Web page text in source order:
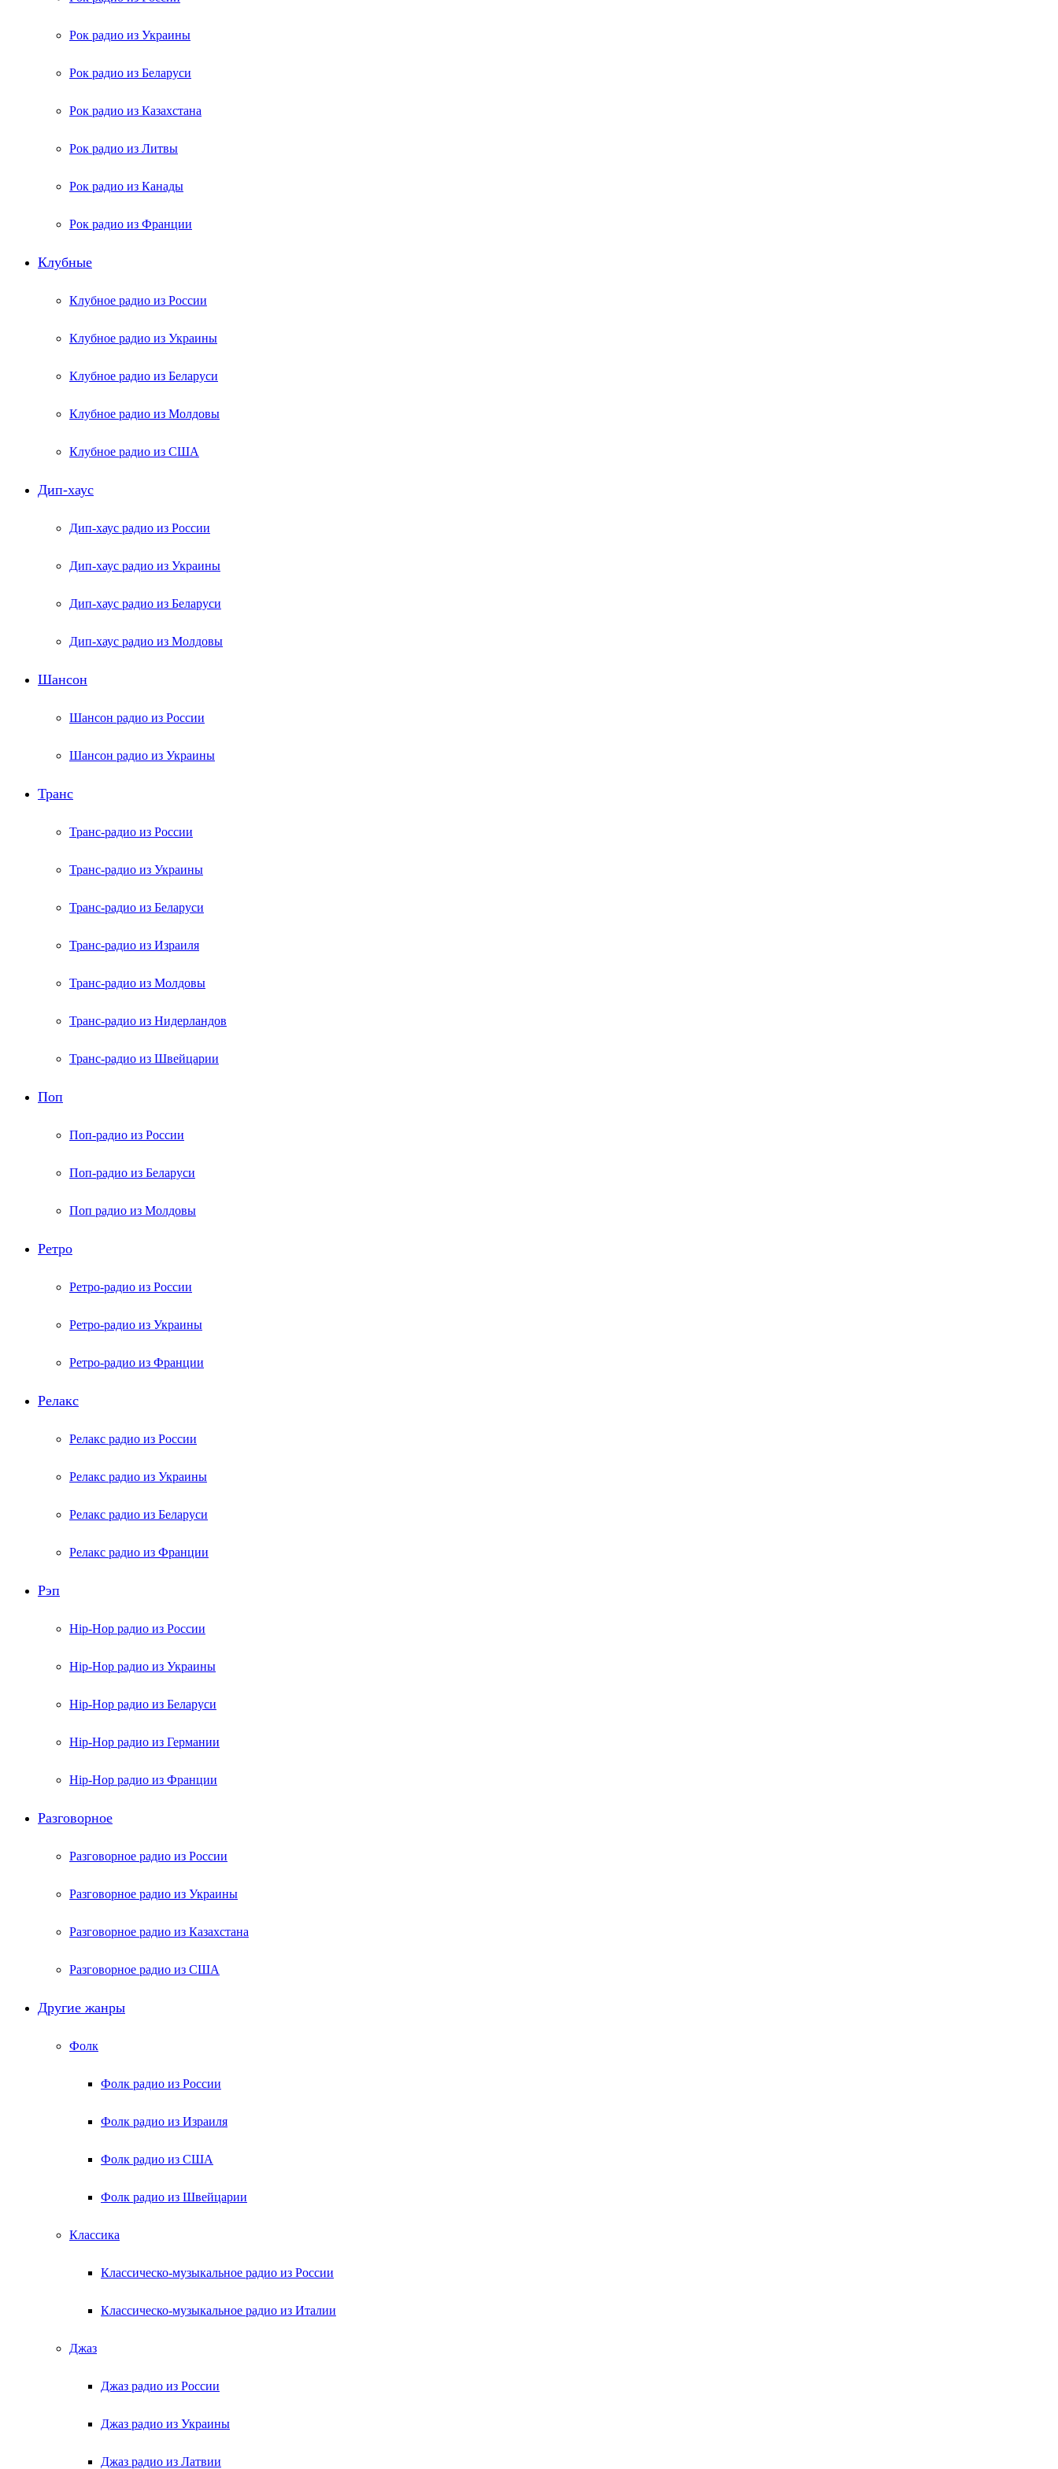
Рок радио из Украины
Рок радио из Беларуси
Рок радио из Казахстана
Рок радио из Литвы
Рок радио из Канады
Рок радио из Франции
Клубные
Клубное радио из России
Клубное радио из Украины
Клубное радио из Беларуси
Клубное радио из Молдовы
Клубное радио из США
Дип-хаус
Дип-хаус радио из России
Дип-хаус радио из Украины
Дип-хаус радио из Беларуси
Дип-хаус радио из Молдовы
Шансон
Шансон радио из России
Шансон радио из Украины
Транс
Транс-радио из России
Транс-радио из Украины
Транс-радио из Беларуси
Транс-радио из Израиля
Транс-радио из Молдовы
Транс-радио из Нидерландов
Транс-радио из Швейцарии
Поп
Поп-радио из России
Поп-радио из Беларуси
Поп радио из Молдовы
Ретро
Ретро-радио из России
Ретро-радио из Украины
Ретро-радио из Франции
Релакс
Релакс радио из России
Релакс радио из Украины
Релакс радио из Беларуси
Релакс радио из Франции
Рэп
Hip-Hop радио из России
Hip-Hop радио из Украины
Hip-Hop радио из Беларуси
Hip-Hop радио из Германии
Hip-Hop радио из Франции
Разговорное
Разговорное радио из России
Разговорное радио из Украины
Разговорное радио из Казахстана
Разговорное радио из США
Другие жанры
Фолк
Фолк радио из России
Фолк радио из Израиля
Фолк радио из США
Фолк радио из Швейцарии
Классика
Классическо-музыкальное радио из России
Классическо-музыкальное радио из Италии
Джаз
Джаз радио из России
Джаз радио из Украины
Джаз радио из Латвии